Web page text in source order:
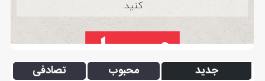
جدید محبوب تصادفی